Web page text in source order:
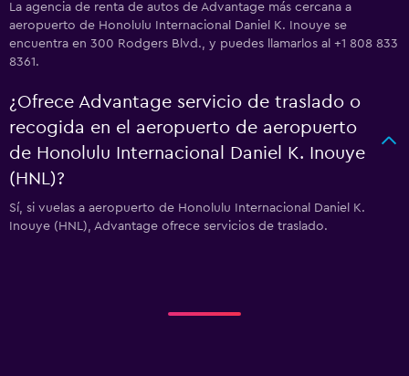
La agencia de renta de autos de Advantage más cercana a
aeropuerto de Honolulu Internacional Daniel K. Inouye se
encuentra en 300 Rodgers Blvd., y puedes llamarlos al +1 808 833
8361.
¿Ofrece Advantage servicio de traslado o
recogida en el aeropuerto de aeropuerto
de Honolulu Internacional Daniel K. Inouye
(HNL)?
Sí, si vuelas a aeropuerto de Honolulu Internacional Daniel K.
Inouye (HNL), Advantage ofrece servicios de traslado.